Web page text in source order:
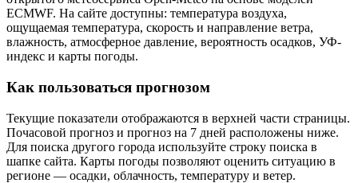
ECMWF. На сайте доступны: температура воздуха,
ощущаемая температура, скорость и направление ветра,
влажность, атмосферное давление, вероятность осадков, УФ-
индекс и карты погоды.
Как пользоваться прогнозом
Текущие показатели отображаются в верхней части страницы.
Почасовой прогноз и прогноз на 7 дней расположены ниже.
Для поиска другого города используйте строку поиска в
шапке сайта. Карты погоды позволяют оценить ситуацию в
регионе — осадки, облачность, температуру и ветер.